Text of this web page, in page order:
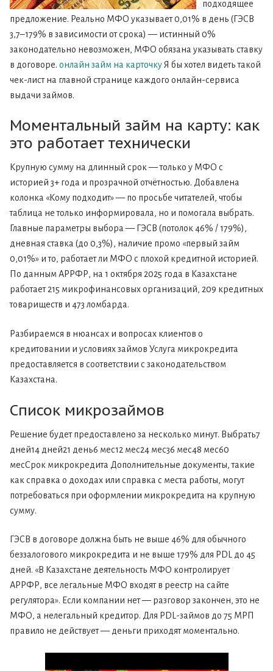
подходящее
предложение. Реально МФО указывает 0,01% в день (ГЭСВ
3,7–179% в зависимости от срока) — истинный 0%
законодательно невозможен, МФО обязана указывать ставку
в договоре. онлайн займ на карточкуЯ бы хотел видеть такой
чек-лист на главной странице каждого онлайн-сервиса
выдачи займов.
Моментальный займ на карту: как
это работает технически
Крупную сумму на длинный срок — только у МФО с
историей 3+ года и прозрачной отчётностью. Добавлена
колонка «Кому подходит» — по просьбе читателей, чтобы
таблица не только информировала, но и помогала выбрать.
Главные параметры выбора — ГЭСВ (потолок 46% / 179%),
дневная ставка (до 0,3%), наличие промо «первый займ
0,01%» и то, работает ли МФО с плохой кредитной историей.
По данным АРРФР, на 1 октября 2025 года в Казахстане
работает 215 микрофинансовых организаций, 209 кредитных
товариществ и 473 ломбарда.
Разбираемся в нюансах и вопросах клиентов о
кредитовании и условиях займов Услуга микрокредита
предоставляется в соответствии с законодательством
Казахстана.
Список микрозаймов
Решение будет предоставлено за несколько минут. Выбрать7
дней14 дней21 день6 мес12 мес24 мес36 мес48 мес60
месСрок микрокредита Дополнительные документы, такие
как справка о доходах или справка с места работы, могут
потребоваться при оформлении микрокредита на крупную
сумму.
ГЭСВ в договоре должна быть не выше 46% для обычного
беззалогового микрокредита и не выше 179% для PDL до 45
дней. «В Казахстане деятельность МФО контролирует
АРРФР, все легальные МФО входят в реестр на сайте
регулятора». Если компании нет — разговор закончен, это не
МФО, а нелегальный кредитор. Для PDL-займов до 75 МРП
правило не действует — деньги приходят моментально.